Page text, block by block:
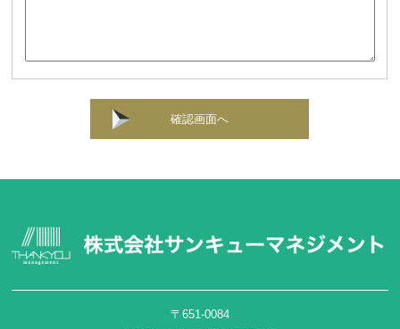
確認画面へ
〒651-0084